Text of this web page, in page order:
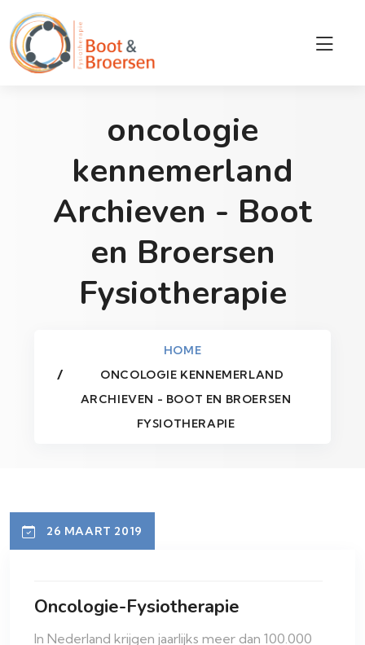
oncologie
kennemerland
Archieven - Boot
en Broersen
Fysiotherapie
HOME
ONCOLOGIE KENNEMERLAND
ARCHIEVEN - BOOT EN BROERSEN
FYSIOTHERAPIE
26 MAART 2019
Oncologie-Fysiotherapie
In Nederland krijgen jaarlijks meer dan 100.000